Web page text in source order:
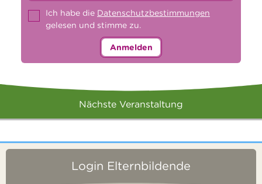
Ich habe die Datenschutzbestimmungen
gelesen und stimme zu.
Anmelden
Nächste Veranstaltung
Login Elternbildende